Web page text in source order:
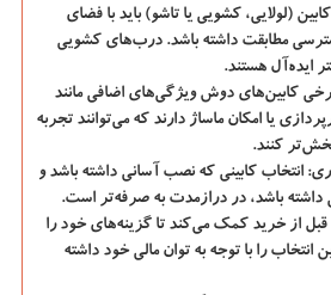
(لولایی، کشویی یا تاشو) باید با فضای
مطابقت داشته باشد. درب‌های کشویی
ایده‌آل هستند.
کابین‌های دوش ویژگی‌های اضافی مانند
یا امکان ماساژ دارند که می‌توانند تجربه
کنند.
انتخاب کابینی که نصب آسانی داشته باشد و
داشته باشد، در درازمدت به صرفه‌تر است.
قبل از خرید کمک می‌کند تا گزینه‌های خود را
انتخاب را با توجه به توان مالی خود داشته